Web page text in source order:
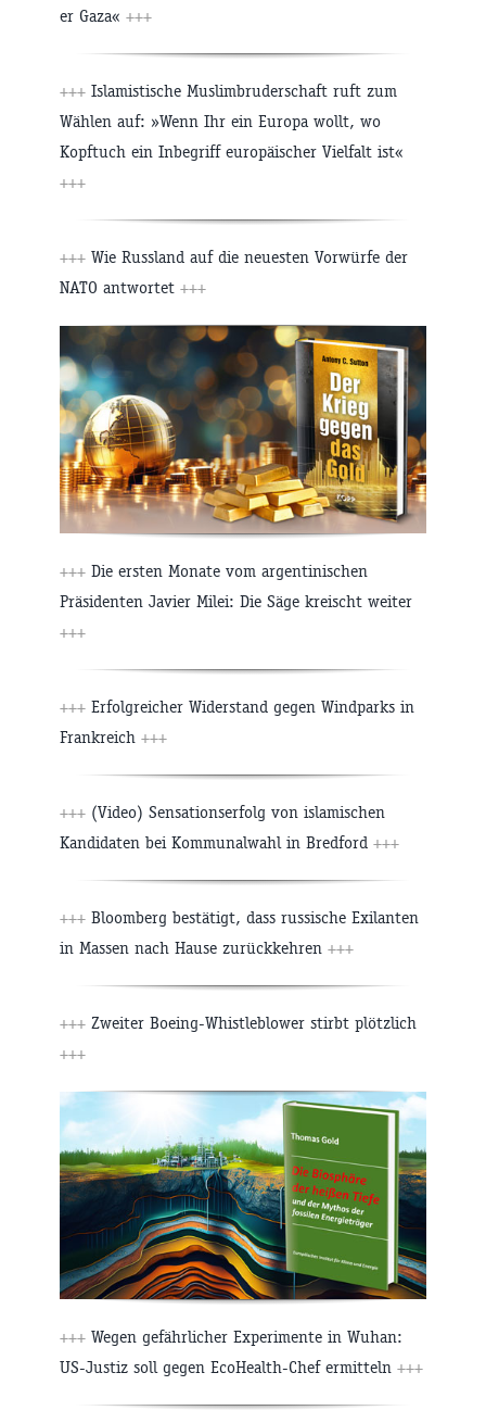
er Gaza« +++
+++ Islamistische Muslimbruderschaft ruft zum
Wählen auf: »Wenn Ihr ein Europa wollt, wo
Kopftuch ein Inbegriff europäischer Vielfalt ist«
+++
+++ Wie Russland auf die neuesten Vorwürfe der
NATO antwortet +++
+++ Die ersten Monate vom argentinischen
Präsidenten Javier Milei: Die Säge kreischt weiter
+++
+++ Erfolgreicher Widerstand gegen Windparks in
Frankreich +++
+++ (Video) Sensationserfolg von islamischen
Kandidaten bei Kommunalwahl in Bredford +++
+++ Bloomberg bestätigt, dass russische Exilanten
in Massen nach Hause zurückkehren +++
+++ Zweiter Boeing-Whistleblower stirbt plötzlich
+++
+++ Wegen gefährlicher Experimente in Wuhan:
US-Justiz soll gegen EcoHealth-Chef ermitteln +++